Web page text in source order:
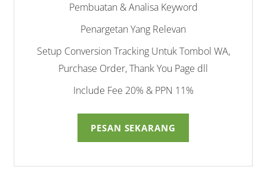
Pembuatan & Analisa Keyword
Penargetan Yang Relevan
Setup Conversion Tracking Untuk Tombol WA,
Purchase Order, Thank You Page dll
Include Fee 20% & PPN 11%
PESAN SEKARANG